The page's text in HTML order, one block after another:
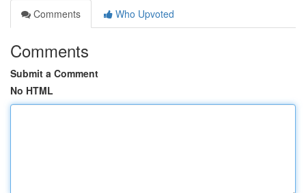
Comments
Who Upvoted
Comments
Submit a Comment
No HTML